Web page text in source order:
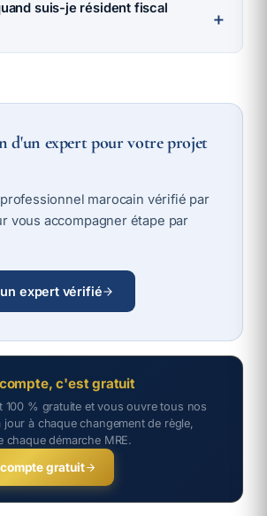
suis-je résident fiscal
＋
d'un expert pour votre projet
marocain vérifié par
vous accompagner étape par
expert vérifié
c'est gratuit
100 % gratuite et vous ouvre tous nos
à chaque changement de règle,
chaque démarche MRE.
gratuit